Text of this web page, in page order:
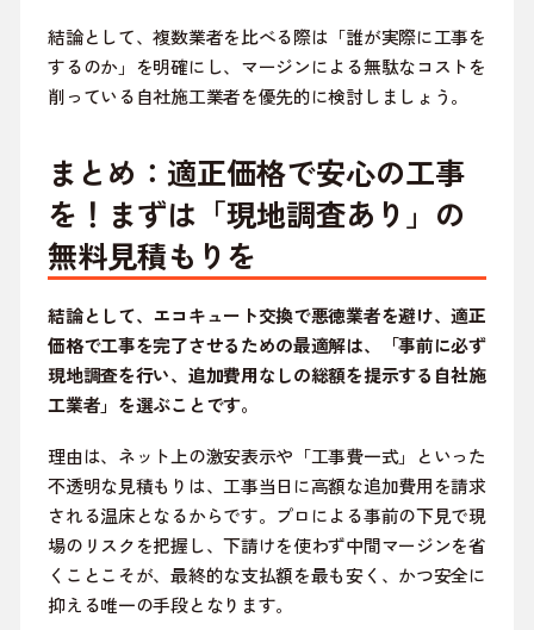
結論として、複数業者を比べる際は「誰が実際に工事を
するのか」を明確にし、マージンによる無駄なコストを
削っている自社施工業者を優先的に検討しましょう。
まとめ：適正価格で安心の工事
を！まずは「現地調査あり」の
無料見積もりを
結論として、エコキュート交換で悪徳業者を避け、適正
価格で工事を完了させるための最適解は、「事前に必ず
現地調査を行い、追加費用なしの総額を提示する自社施
工業者」を選ぶことです。
理由は、ネット上の激安表示や「工事費一式」といった
不透明な見積もりは、工事当日に高額な追加費用を請求
される温床となるからです。プロによる事前の下見で現
場のリスクを把握し、下請けを使わず中間マージンを省
くことこそが、最終的な支払額を最も安く、かつ安全に
抑える唯一の手段となります。